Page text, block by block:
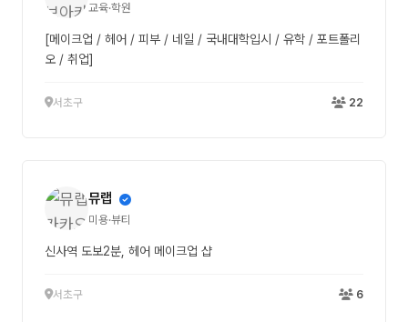
교육·학원
[메이크업 / 헤어 / 피부 / 네일 / 국내대학입시 / 유학 / 포트폴리
오 / 취업]
서초구 22
뮤랩
미용·뷰티
신사역 도보2분, 헤어 메이크업 샵
서초구 6